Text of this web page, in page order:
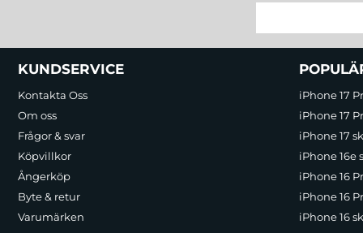
Sidfot Blandad info och länkar
KUNDSERVICE
Kontakta Oss
Om oss
Frågor & svar
Köpvillkor
Ångerköp
Byte & retur
Varumärken
iPhone 17
iPhone 17
iPhone 17
iPhone 16e
iPhone 16
iPhone 16
iPhone 16